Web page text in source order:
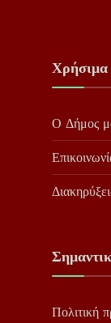
Χρήσιμα
Ο Δήμος
Πολιτική